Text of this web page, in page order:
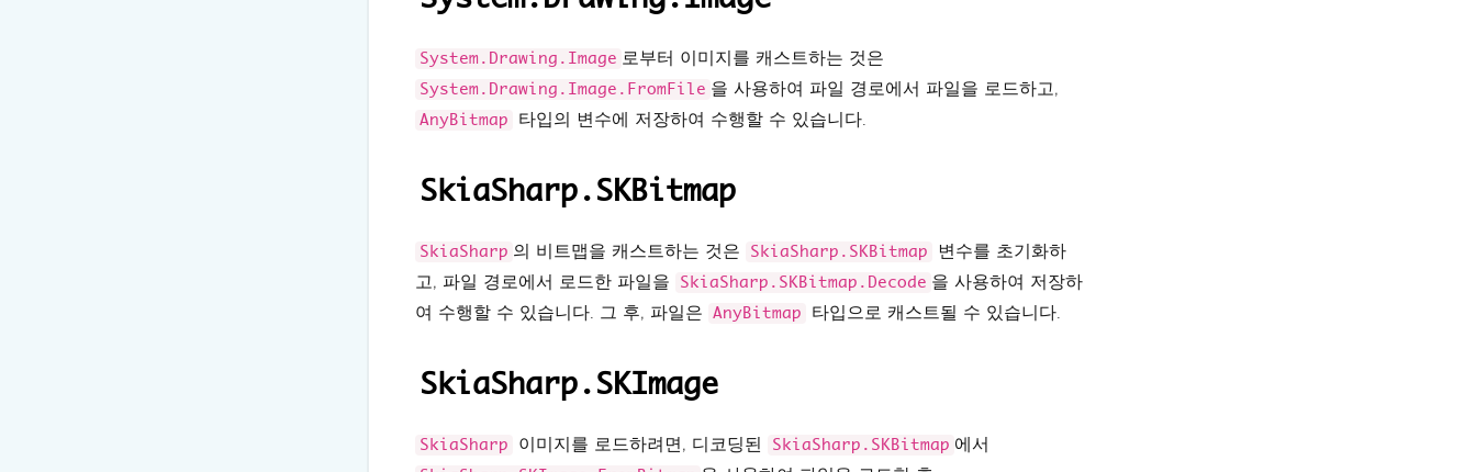
System.Drawing.Image 로부터 이미지를 캐스트하는 것은
System.Drawing.Image.FromFile 을 사용하여 파일 경로에서 파일을 로드하고,
AnyBitmap 타입의 변수에 저장하여 수행할 수 있습니다.
SkiaSharp.SKBitmap
SkiaSharp 의 비트맵을 캐스트하는 것은 SkiaSharp.SKBitmap
변수를 초기화하
고, 파일 경로에서 로드한 파일을
SkiaSharp.SKBitmap.Decode 을 사용하여 저장하
여 수행할 수 있습니다. 그 후, 파일은
AnyBitmap 타입으로 캐스트될 수 있습니다.
SkiaSharp.SKImage
SkiaSharp 이미지를 로드하려면, 디코딩된 SkiaSharp.SKBitmap 에서